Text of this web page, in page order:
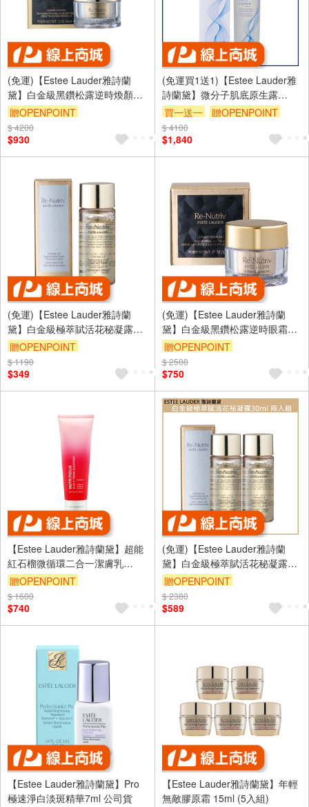
(免運)【Estee Lauder雅詩蘭
黛】白金級黑鑽松露逆時煥顏霜
15ml 公司貨
贈OPENPOINT
$ 4200
$930
(免運買1送1)【Estee Lauder雅
詩蘭黛】微分子肌底原生露
100ml 台灣專櫃貨(下單數量請下
雙數)
買一送一 贈OPENPOINT
$ 4100
$1,840
(免運)【Estee Lauder雅詩蘭
黛】白金級極萃賦活花秘凝露
30ml 公司貨
贈OPENPOINT
$ 1190
$349
(免運)【Estee Lauder雅詩蘭
黛】白金級黑鑽松露逆時眼霜
5ml 公司貨
贈OPENPOINT
$ 2500
$750
【Estee Lauder雅詩蘭黛】超能
紅石榴微循環二合一潔膚乳
125ml
贈OPENPOINT
訂單滿 2000 元折抵 100元
（運費不算在 2000 元的範圍
內）
$ 1600
$740
(免運)【Estee Lauder雅詩蘭
黛】白金級極萃賦活花秘凝露
30ml 兩入組 公司貨
贈OPENPOINT
$ 2380
$589
【Estee Lauder雅詩蘭黛】Pro
極速淨白淡斑精華7ml 公司貨
【Estee Lauder雅詩蘭黛】年輕
無敵膠原霜 15ml (5入組)